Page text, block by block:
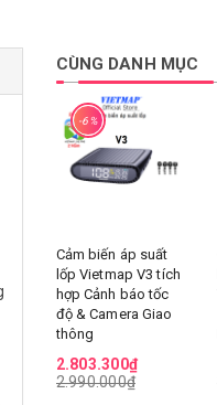
CÙNG DANH MỤC
-6%
Cảm biến áp suất
lốp Vietmap V3 tích
hợp Cảnh báo tốc
độ & Camera Giao
thông
2.803.300₫
2.990.000₫